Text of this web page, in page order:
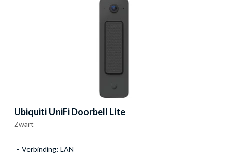
Ubiquiti UniFi Doorbell Lite
Zwart
Verbinding: LAN